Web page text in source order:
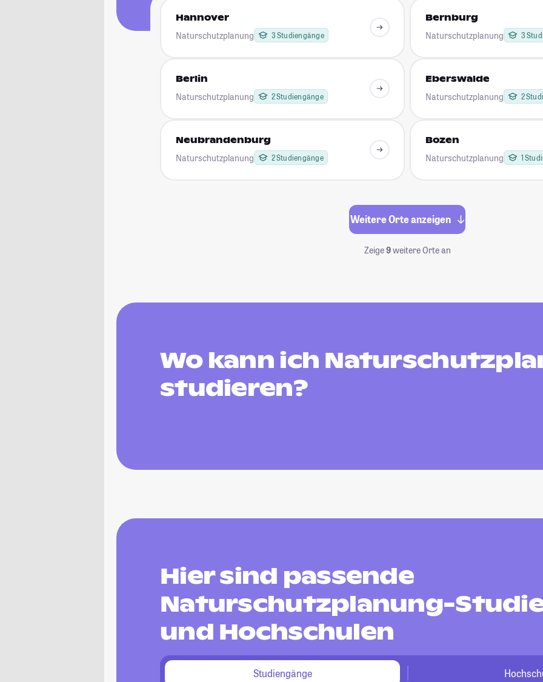
Hannover
Naturschutzplanung 3 Studiengänge
Bernburg
Naturschutzplanung 3
Berlin
Naturschutzplanung 2 Studiengänge
Eberswalde
Naturschutzplanung 2
Neubrandenburg
Naturschutzplanung 2 Studiengänge
Bozen
Naturschutzplanung 1
Weitere Orte anzeigen
Zeige9weitere Orte an
Wo kann ich
studieren?
Hier sind passende
Naturschutzplanung-
und Hochschulen
Studiengänge